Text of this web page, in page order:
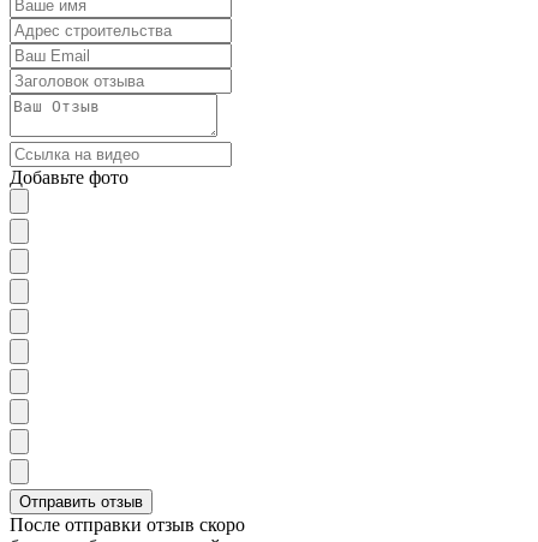
Добавьте фото
После отправки отзыв скоро